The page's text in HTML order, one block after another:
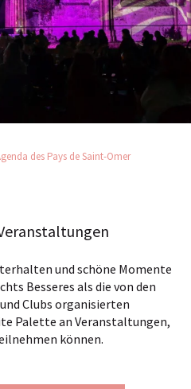
des Pays de Saint-Omer
und schöne Momente
Besseres als die von den
Clubs organisierten
Palette an Veranstaltungen,
können.